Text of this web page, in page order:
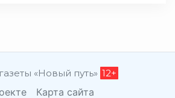
«Новый путь» 12+
Карта сайта